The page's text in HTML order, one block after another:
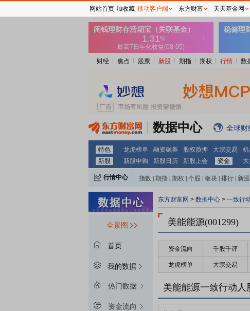
财经 焦点 股票 新股 期指 期权 行情 数
数据中心 全球财
特色 龙虎榜单 融资融券 股权质押 大宗交易
新股
新股申购 新股日历 新股上会 资金
行情中心 指数 期指 期权 个股 板块 排行 新股
全景图
首页
我的数据
热门数据
资金流向
东方财富网 > 数据中心 > 一致行
美能能源(001299)
资金流向 千股千评
龙虎榜单 大宗交易
美能能源一致行动人
网站首页 加收藏 移动客户端 东方财富 天天基金网